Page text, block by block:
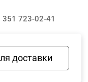
доставки
351 723-02-41
Корзина